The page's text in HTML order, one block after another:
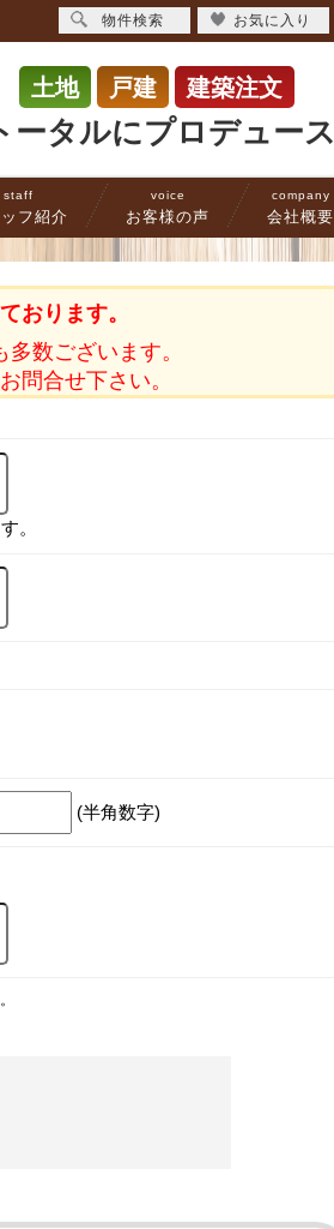
土地 戸建 建築注文
ータルにプロデュース
staff
フ紹介
voice
お客様の声
company
会社概要
おります。
数ございます。
問合せ下さい。
。
(半角数字)
物件検索 お気に入り